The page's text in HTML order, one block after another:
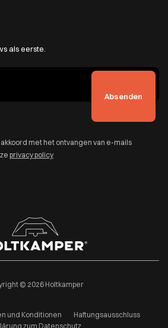
als eerste.
met het ontvangen van e-mails
privacy policy
© 2026 Holtkamper
und Konditionen
Haftungsausschluss
zum Datenschutz